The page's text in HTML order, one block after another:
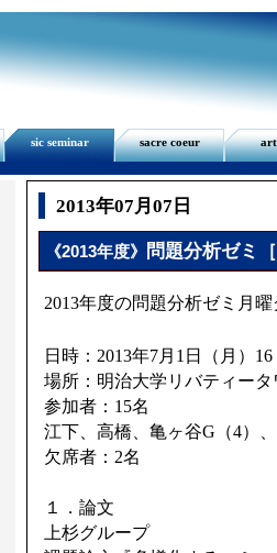
sic seminar sacre coeur
2013年07月07日
《2013年度》 問題分析ゼミ
2013年度の問題分析ゼミ月
日時：2013年7月1日（月）
場所：明治大学リバティータ
参加者：15名
江下、高橋、亀ヶ谷G（4）
欠席者：2名
１．論文
上杉グループ